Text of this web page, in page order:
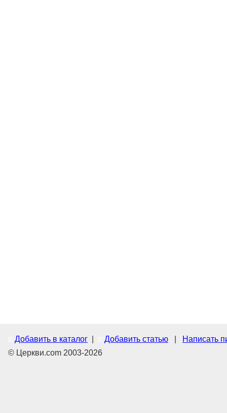
Добавить в каталог Добавить статью
Написать
© Церкви.com 2003-2026